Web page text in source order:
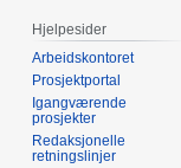
Hjelpesider
Arbeidskontoret
Prosjektportal
Igangværende
prosjekter
Redaksjonelle
retningslinjer